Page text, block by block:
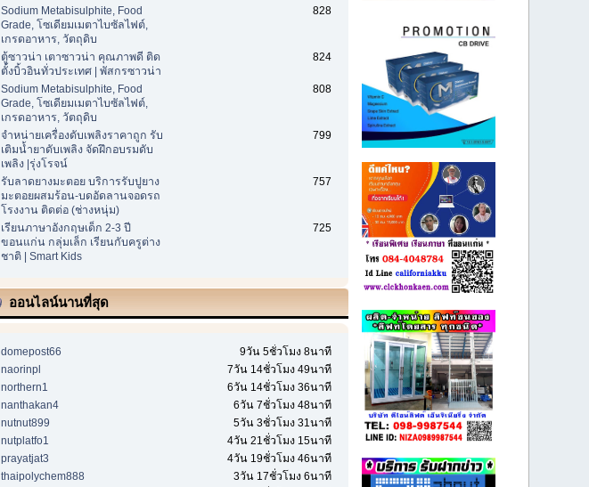
Sodium Metabisulphite, Food
Grade, โซเดียมเมตาไบซัลไฟต์,
เกรดอาหาร, วัตถุดิบ
828
ตู้ซาวน่า เตาซาวน่า คุณภาพดี ติด
ตั้งบิ้วอินทั่วประเทศ | พัสกรซาวน่า
824
Sodium Metabisulphite, Food
Grade, โซเดียมเมตาไบซัลไฟต์,
เกรดอาหาร, วัตถุดิบ
808
จำหน่ายเครื่องดับเพลิงราคาถูก รับ
เติมน้ำยาดับเพลิง จัดฝึกอบรมดับ
เพลิง |รุ่งโรจน์
799
รับลาดยางมะตอย บริการรับปูยาง
มะตอยผสมร้อน-บดอัดลานจอดรถ
โรงงาน ติดต่อ (ช่างหนุ่ม)
757
เรียนภาษาอังกฤษเด็ก 2-3 ปี
ขอนแก่น กลุ่มเล็ก เรียนกับครูต่าง
ชาติ | Smart Kids
725
ออนไลน์นานที่สุด
domepost66
9วัน 5ชั่วโมง 8นาที
naorinpl
7วัน 14ชั่วโมง 49นาที
northern1
6วัน 14ชั่วโมง 36นาที
nanthakan4
6วัน 7ชั่วโมง 48นาที
nutnut899
5วัน 3ชั่วโมง 31นาที
nutplatfo1
4วัน 21ชั่วโมง 15นาที
prayatjat3
4วัน 19ชั่วโมง 46นาที
thaipolychem888
3วัน 17ชั่วโมง 6นาที